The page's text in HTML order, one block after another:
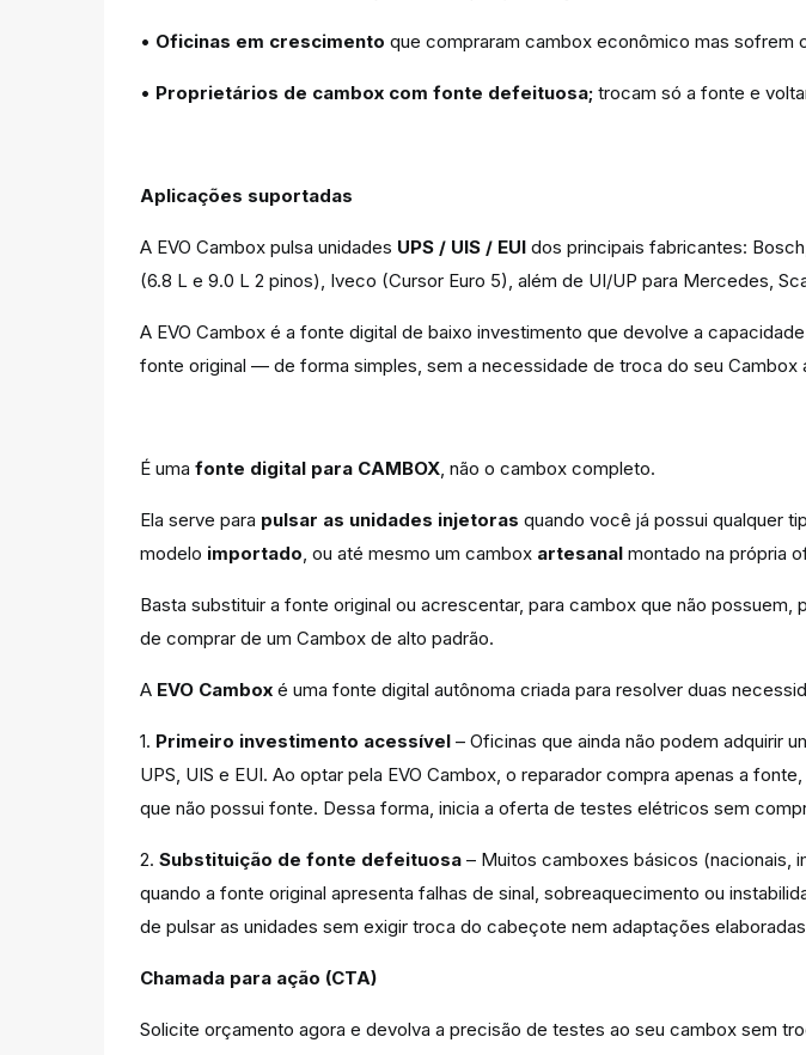
• Oficinas em crescimento que compraram cambox econômico mas sofrem
• Proprietários de cambox com fonte defeituosa; trocam só a fonte e
Aplicações suportadas
A EVO Cambox pulsa unidades UPS / UIS / EUI dos principais fabricantes:
(6.8 L e 9.0 L 2 pinos), Iveco (Cursor Euro 5), além de UI/UP para Mercedes,
A EVO Cambox é a fonte digital de baixo investimento que devolve a
fonte original — de forma simples, sem a necessidade de troca do seu Cambox
É uma fonte digital para CAMBOX, não o cambox completo.
Ela serve para pulsar as unidades injetoras quando você já possui qualquer
modelo importado, ou até mesmo um cambox artesanal montado na própria
Basta substituir a fonte original ou acrescentar, para cambox que não
de comprar de um Cambox de alto padrão.
A EVO Cambox é uma fonte digital autônoma criada para resolver duas
1. Primeiro investimento acessível – Oficinas que ainda não podem adquirir
UPS, UIS e EUI. Ao optar pela EVO Cambox, o reparador compra apenas a
que não possui fonte. Dessa forma, inicia a oferta de testes elétricos sem
2. Substituição de fonte defeituosa – Muitos camboxes básicos (nacionais,
quando a fonte original apresenta falhas de sinal, sobreaquecimento ou
de pulsar as unidades sem exigir troca do cabeçote nem adaptações
Chamada para ação (CTA)
Solicite orçamento agora e devolva a precisão de testes ao seu cambox sem